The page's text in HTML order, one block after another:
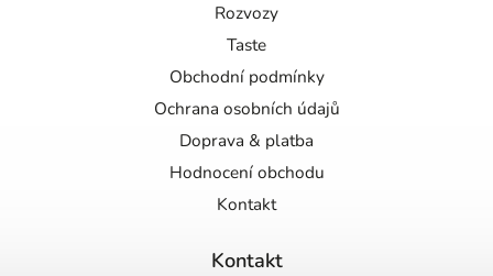
Rozvozy
Taste
Obchodní podmínky
Ochrana osobních údajů
Doprava & platba
Hodnocení obchodu
Kontakt
Kontakt